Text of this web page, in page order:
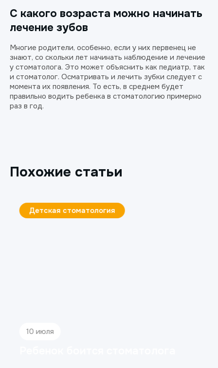
С какого возраста можно начинать
лечение зубов
Многие родители, особенно, если у них первенец не
знают, со скольки лет начинать наблюдение и лечение
у стоматолога. Это может объяснить как педиатр, так
и стоматолог. Осматривать и лечить зубки следует с
момента их появления. То есть, в среднем будет
правильно водить ребенка в стоматологию примерно
раз в год.
Похожие статьи
Детская стоматология
10 июля